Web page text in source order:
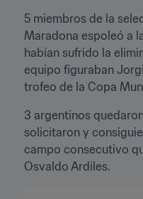
5 miembros de la
Maradona espoleó a
habían sufrido la
equipo figuraban
trofeo de la Copa
3 argentinos
solicitaron y
campo consecutivo
Osvaldo Ardiles.